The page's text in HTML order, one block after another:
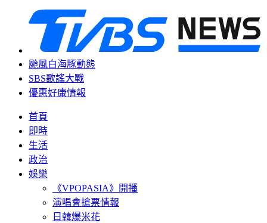
颱風白海豚動態
SBS歌謠大戰
優惠好康情報
首頁
即時
生活
政治
娛樂
《VPOPASIA》開播
演唱會搶票情報
日韓爆米花